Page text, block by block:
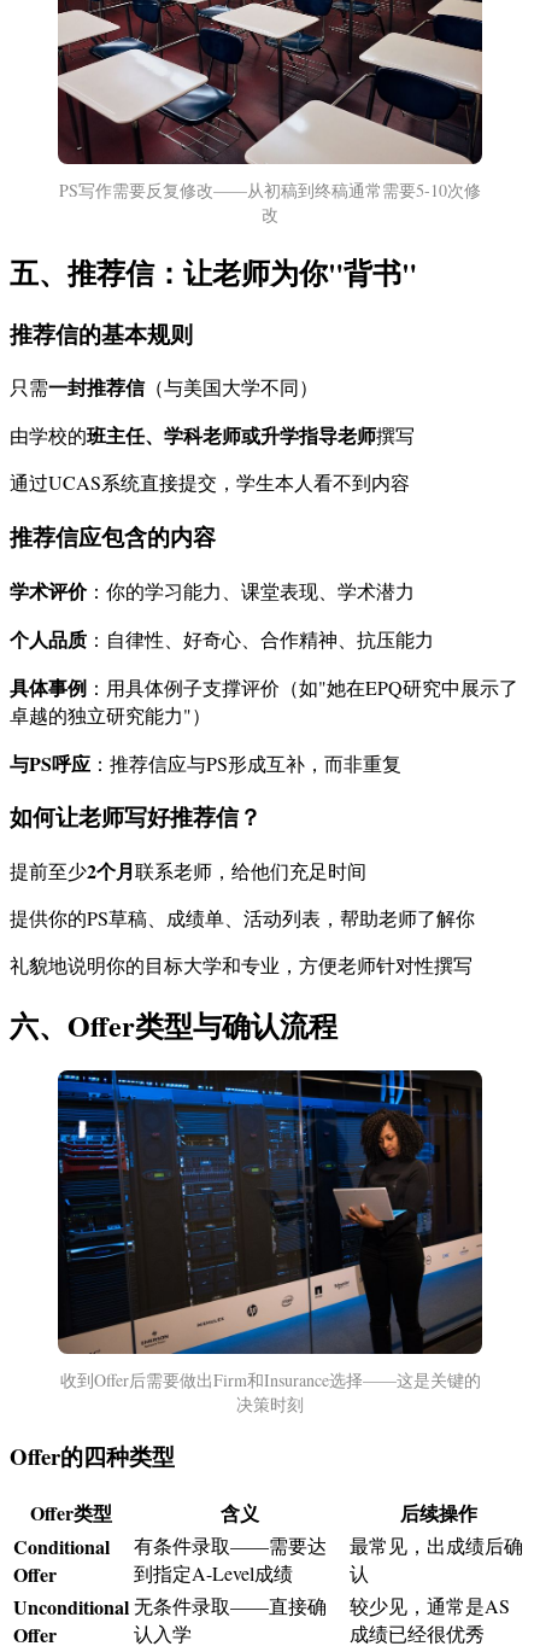
PS写作需要反复修改——从初稿到终稿通常需要5-10次修
改
五、推荐信：让老师为你"背书"
推荐信的基本规则
只需一封推荐信（与美国大学不同）
由学校的班主任、学科老师或升学指导老师撰写
通过UCAS系统直接提交，学生本人看不到内容
推荐信应包含的内容
学术评价：你的学习能力、课堂表现、学术潜力
个人品质 ：自律性、好奇心、合作精神、抗压能力
具体事例 ：用具体例子支撑评价（如"她在EPQ研究中展示了
卓越的独立研究能力"）
与PS呼应 ：推荐信应与PS形成互补，而非重复
如何让老师写好推荐信？
提前至少2个月联系老师，给他们充足时间
提供你的PS草稿、成绩单、活动列表，帮助老师了解你
礼貌地说明你的目标大学和专业，方便老师针对性撰写
六、Offer类型与确认流程
收到Offer后需要做出Firm和Insurance选择——这是关键的
决策时刻
Offer的四种类型
Offer类型 含义
后续操作
Conditional
Offer
有条件录取——需要达
到指定A-Level成绩
最常见，出成绩后确
认
Unconditional
Offer
无条件录取——直接确
认入学
较少见，通常是AS
成绩已经很优秀